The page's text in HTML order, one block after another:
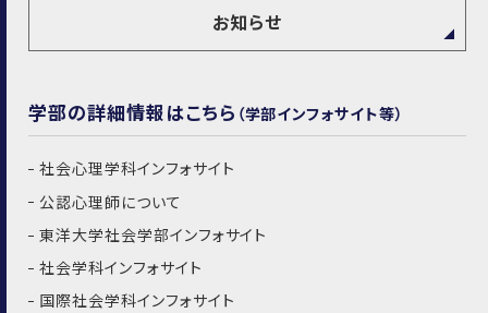
お知らせ
学部の詳細情報はこちら （学部インフォサイト等）
社会心理学科インフォサイト
公認心理師について
東洋大学社会学部インフォサイト
社会学科インフォサイト
国際社会学科インフォサイト